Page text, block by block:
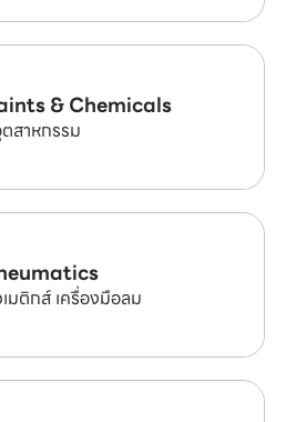
& Chemicals
สาหกรรม
มติกส์ เครื่องมือลม